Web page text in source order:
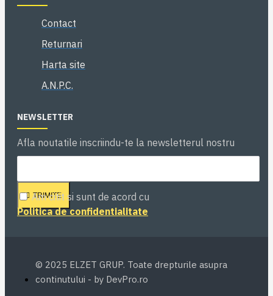
Contact
Returnari
Harta site
A.N.P.C.
NEWSLETTER
Afla noutatile inscriindu-te la newsletterul nostru
TRIMITE
Am citit si sunt de acord cu
Politica de confidentialitate
© 2025 ELZET GRUP. Toate drepturile asupra
continutului - by DevPro.ro